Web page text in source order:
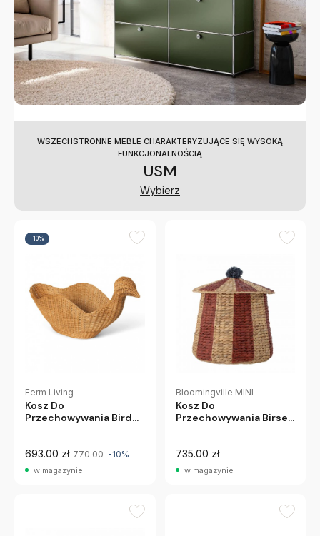
WSZECHSTRONNE MEBLE CHARAKTERYZUJĄCE SIĘ WYSOKĄ
FUNKCJONALNOŚCIĄ
USM
Wybierz
-10%
Ferm Living
Kosz Do
Przechowywania Bird
693.00 zł 770.00 -10%
w magazynie
Bloomingville MINI
Kosz Do
Przechowywania Birsen
735.00 zł
w magazynie